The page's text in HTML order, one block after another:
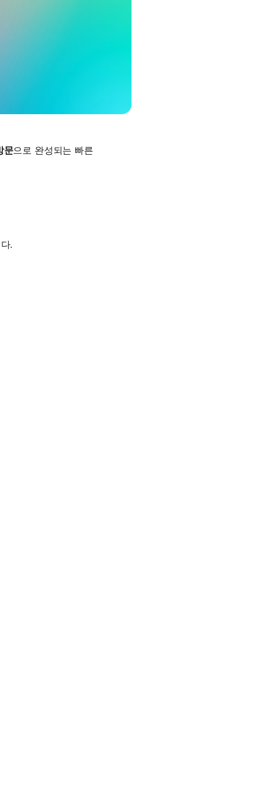
문으로 완성되는 빠른
.